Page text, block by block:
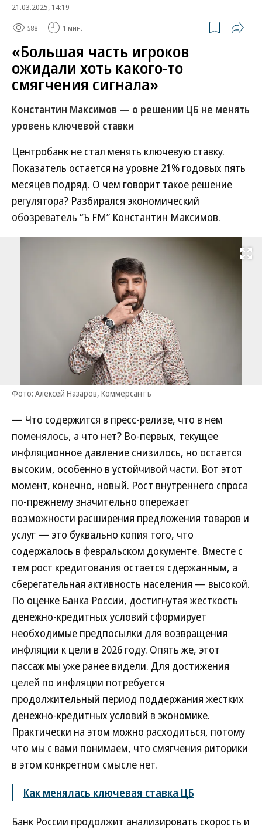
21.03.2025, 14:19
588 1 мин.
«Большая часть игроков
ожидали хоть какого-то
смягчения сигнала»
Константин Максимов — о решении ЦБ не менять
уровень ключевой ставки
Центробанк не стал менять ключевую ставку.
Показатель остается на уровне 21% годовых пять
месяцев подряд. О чем говорит такое решение
регулятора? Разбирался экономический
обозреватель “Ъ FM” Константин Максимов.
Развернуть
Фото: Алексей Назаров, Коммерсантъ
— Что содержится в пресс-релизе, что в нем
поменялось, а что нет? Во-первых, текущее
инфляционное давление снизилось, но остается
высоким, особенно в устойчивой части. Вот этот
момент, конечно, новый. Рост внутреннего спроса
по-прежнему значительно опережает
возможности расширения предложения товаров и
услуг — это буквально копия того, что
содержалось в февральском документе. Вместе с
тем рост кредитования остается сдержанным, а
сберегательная активность населения — высокой.
По оценке Банка России, достигнутая жесткость
денежно-кредитных условий сформирует
необходимые предпосылки для возвращения
инфляции к цели в 2026 году. Опять же, этот
пассаж мы уже ранее видели. Для достижения
целей по инфляции потребуется
продолжительный период поддержания жестких
денежно-кредитных условий в экономике.
Практически на этом можно расходиться, потому
что мы с вами понимаем, что смягчения риторики
в этом конкретном смысле нет.
Как менялась ключевая ставка ЦБ
Банк России продолжит анализировать скорость и